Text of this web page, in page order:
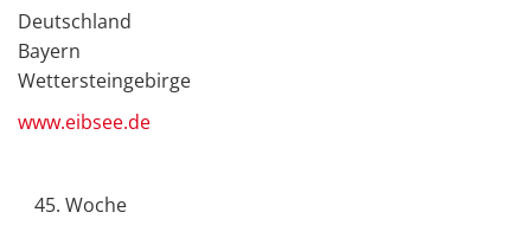
Deutschland
Bayern
Wettersteingebirge
www.eibsee.de
Woche